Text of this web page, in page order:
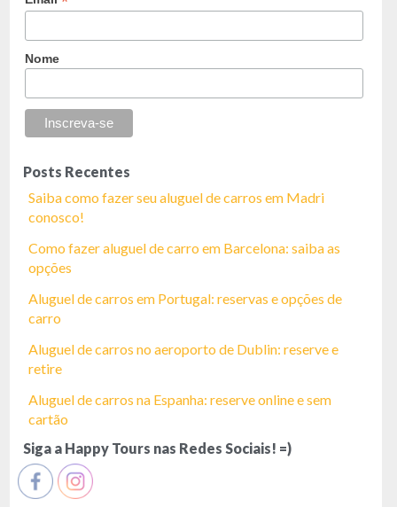
Nome
Posts Recentes
Saiba como fazer seu aluguel de carros em Madri
conosco!
Como fazer aluguel de carro em Barcelona: saiba as
opções
Aluguel de carros em Portugal: reservas e opções de
carro
Aluguel de carros no aeroporto de Dublin: reserve e
retire
Aluguel de carros na Espanha: reserve online e sem
cartão
Siga a Happy Tours nas Redes Sociais! =)